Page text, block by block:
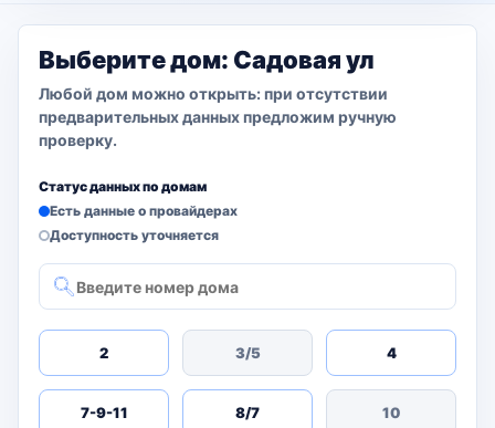
Выберите дом: Садовая ул
Любой дом можно открыть: при отсутствии
предварительных данных предложим ручную
проверку.
Статус данных по домам
Есть данные о провайдерах
Доступность уточняется
2 3/5 4
7-9-11 8/7 10